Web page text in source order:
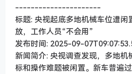
----------------------
标题: 央视起底多地机械车位遭闲
放，工作人员“不会用”
发布时间: 2025-09-
新闻简介: 央视调查发现，多地机
标和操作难题被闲置。新车普遍